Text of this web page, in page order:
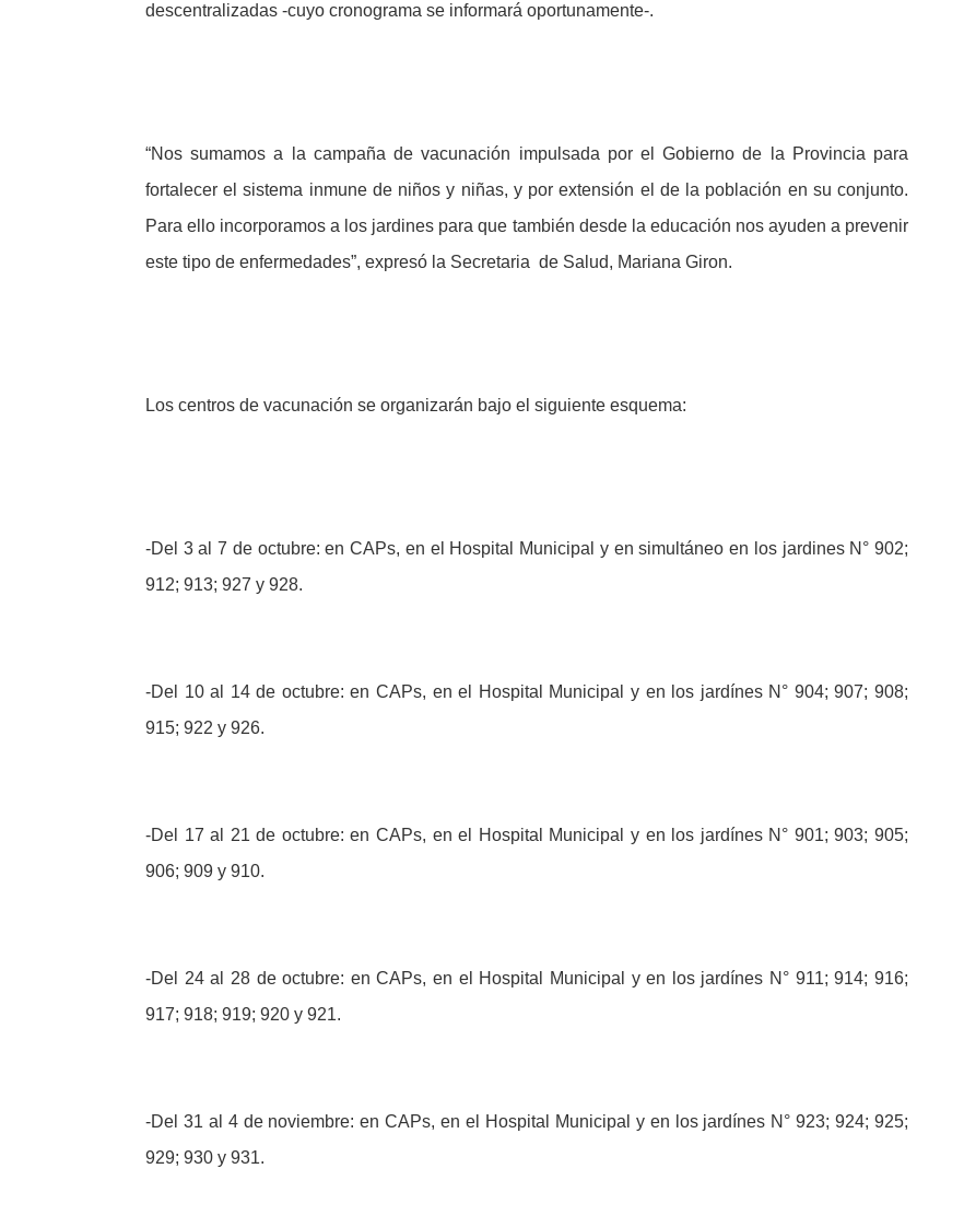
descentralizadas -cuyo cronograma se informará oportunamente-.
“Nos sumamos a la campaña de vacunación impulsada por el Gobierno de la Provincia para
fortalecer el sistema inmune de niños y niñas, y por extensión el de la población en su conjunto.
Para ello incorporamos a los jardines para que también desde la educación nos ayuden a prevenir
este tipo de enfermedades”, expresó la Secretaria de Salud, Mariana Giron.
Los centros de vacunación se organizarán bajo el siguiente esquema:
-Del 3 al 7 de octubre: en CAPs, en el Hospital Municipal y en simultáneo en los jardines N° 902;
912; 913; 927 y 928.
-Del 10 al 14 de octubre: en CAPs, en el Hospital Municipal y en los jardínes N° 904; 907; 908;
915; 922 y 926.
-Del 17 al 21 de octubre: en CAPs, en el Hospital Municipal y en los jardínes N° 901; 903; 905;
906; 909 y 910.
-Del 24 al 28 de octubre: en CAPs, en el Hospital Municipal y en los jardínes N° 911; 914; 916;
917; 918; 919; 920 y 921.
-Del 31 al 4 de noviembre: en CAPs, en el Hospital Municipal y en los jardínes N° 923; 924; 925;
929; 930 y 931.